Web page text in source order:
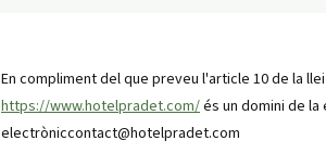
En compliment del que preveu l'article 10 de la
https://www.hotelpradet.com/és un domini de la
electròniccontact@hotelpradet.com